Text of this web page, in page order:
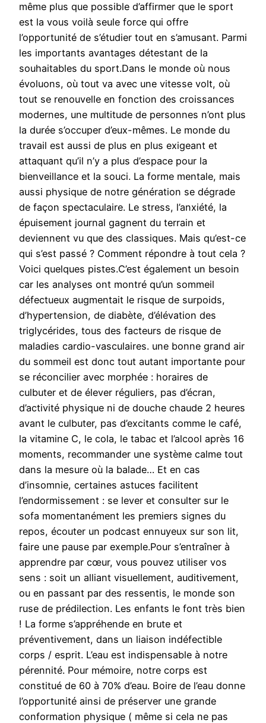
même plus que possible d’affirmer que le sport
est la vous voilà seule force qui offre
l’opportunité de s’étudier tout en s’amusant. Parmi
les importants avantages détestant de la
souhaitables du sport.Dans le monde où nous
évoluons, où tout va avec une vitesse volt, où
tout se renouvelle en fonction des croissances
modernes, une multitude de personnes n’ont plus
la durée s’occuper d’eux-mêmes. Le monde du
travail est aussi de plus en plus exigeant et
attaquant qu’il n’y a plus d’espace pour la
bienveillance et la souci. La forme mentale, mais
aussi physique de notre génération se dégrade
de façon spectaculaire. Le stress, l’anxiété, la
épuisement journal gagnent du terrain et
deviennent vu que des classiques. Mais qu’est-ce
qui s’est passé ? Comment répondre à tout cela ?
Voici quelques pistes.C’est également un besoin
car les analyses ont montré qu’un sommeil
défectueux augmentait le risque de surpoids,
d’hypertension, de diabète, d’élévation des
triglycérides, tous des facteurs de risque de
maladies cardio-vasculaires. une bonne grand air
du sommeil est donc tout autant importante pour
se réconcilier avec morphée : horaires de
culbuter et de élever réguliers, pas d’écran,
d’activité physique ni de douche chaude 2 heures
avant le culbuter, pas d’excitants comme le café,
la vitamine C, le cola, le tabac et l’alcool après 16
moments, recommander une système calme tout
dans la mesure où la balade… Et en cas
d’insomnie, certaines astuces facilitent
l’endormissement : se lever et consulter sur le
sofa momentanément les premiers signes du
repos, écouter un podcast ennuyeux sur son lit,
faire une pause par exemple.Pour s’entraîner à
apprendre par cœur, vous pouvez utiliser vos
sens : soit un alliant visuellement, auditivement,
ou en passant par des ressentis, le monde son
ruse de prédilection. Les enfants le font très bien
! La forme s’appréhende en brute et
préventivement, dans un liaison indéfectible
corps / esprit. L’eau est indispensable à notre
pérennité. Pour mémoire, notre corps est
constitué de 60 à 70% d’eau. Boire de l’eau donne
l’opportunité ainsi de préserver une grande
conformation physique ( même si cela ne pas